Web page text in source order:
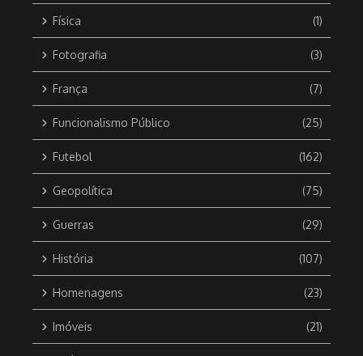
Física (1)
Fotografia (3)
França (7)
Funcionalismo Público (25)
Futebol (162)
Geopolítica (75)
Guerras (29)
História (107)
Homenagens (23)
Imóveis (21)